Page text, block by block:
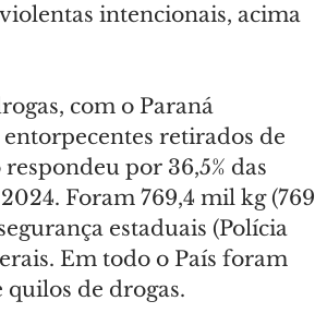
intencionais, acima
com o Paraná
retirados de
por 36,5% das
Foram 769,4 mil kg (769
estaduais (Polícia
Em todo o País foram
quilos de drogas.